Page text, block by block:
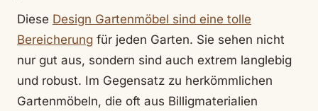
Diese Design Gartenmöbel sind eine tolle
Bereicherung für jeden Garten. Sie sehen nicht
nur gut aus, sondern sind auch extrem langlebig
und robust. Im Gegensatz zu herkömmlichen
Gartenmöbeln, die oft aus Billigmaterialien